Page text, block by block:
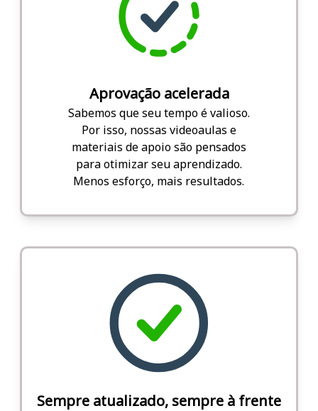
Aprovação acelerada
Sabemos que seu tempo é valioso.
Por isso, nossas videoaulas e
materiais de apoio são pensados
para otimizar seu aprendizado.
Menos esforço, mais resultados.
Sempre atualizado, sempre à frente